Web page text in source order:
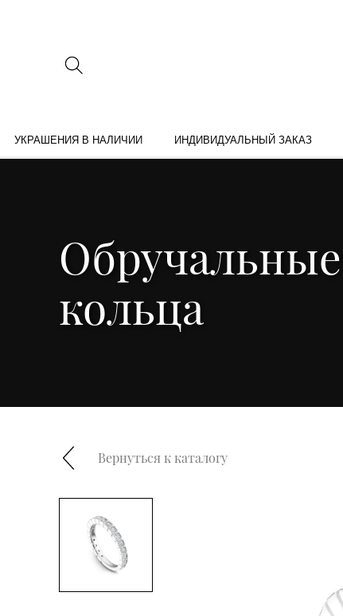
УКРАШЕНИЯ В НАЛИЧИИ ИНДИВИДУАЛЬНЫЙ ЗАКАЗ
Обручальные
кольца
Вернуться к каталогу